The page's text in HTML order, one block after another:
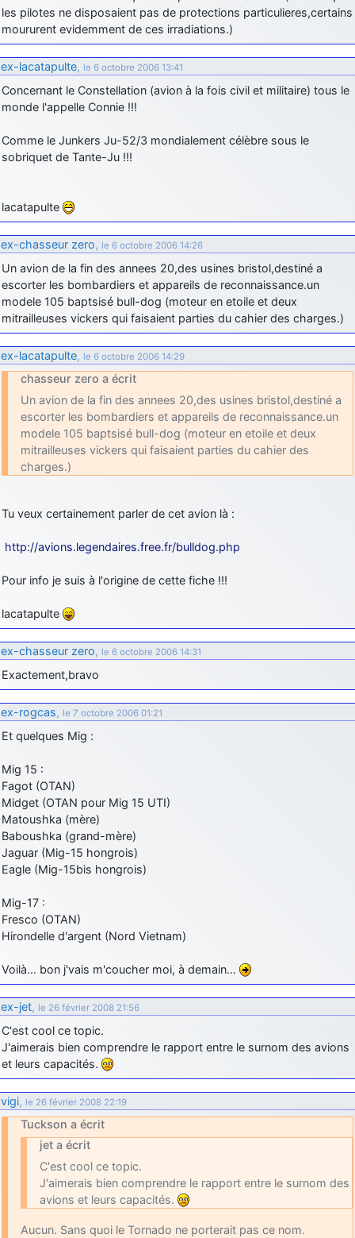
les pilotes ne disposaient pas de protections particulieres,certains
moururent evidemment de ces irradiations.)
ex-lacatapulte, le 6 octobre 2006 13:41
Concernant le Constellation (avion à la fois civil et militaire) tous le
monde l'appelle Connie !!!
Comme le Junkers Ju-52/3 mondialement célèbre sous le
sobriquet de Tante-Ju !!!
lacatapulte
ex-chasseur zero, le 6 octobre 2006 14:26
Un avion de la fin des annees 20,des usines bristol,destiné a
escorter les bombardiers et appareils de reconnaissance.un
modele 105 baptsisé bull-dog (moteur en etoile et deux
mitrailleuses vickers qui faisaient parties du cahier des charges.)
ex-lacatapulte, le 6 octobre 2006 14:29
chasseur zero a écrit
Un avion de la fin des annees 20,des usines bristol,destiné a
escorter les bombardiers et appareils de reconnaissance.un
modele 105 baptsisé bull-dog (moteur en etoile et deux
mitrailleuses vickers qui faisaient parties du cahier des
charges.)
Tu veux certainement parler de cet avion là :
http://avions.legendaires.free.fr/bulldog.php
Pour info je suis à l'origine de cette fiche !!!
lacatapulte
ex-chasseur zero, le 6 octobre 2006 14:31
Exactement,bravo
ex-rogcas, le 7 octobre 2006 01:21
Et quelques Mig :
Mig 15 :
Fagot (OTAN)
Midget (OTAN pour Mig 15 UTI)
Matoushka (mère)
Baboushka (grand-mère)
Jaguar (Mig-15 hongrois)
Eagle (Mig-15bis hongrois)
Mig-17 :
Fresco (OTAN)
Hirondelle d'argent (Nord Vietnam)
Voilà… bon j'vais m'coucher moi, à demain…
ex-jet, le 26 février 2008 21:56
C'est cool ce topic.
J'aimerais bien comprendre le rapport entre le surnom des avions
et leurs capacités.
vigi, le 26 février 2008 22:19
Tuckson a écrit
jet a écrit
C'est cool ce topic.
J'aimerais bien comprendre le rapport entre le surnom des
avions et leurs capacités.
Aucun. Sans quoi le Tornado ne porterait pas ce nom.